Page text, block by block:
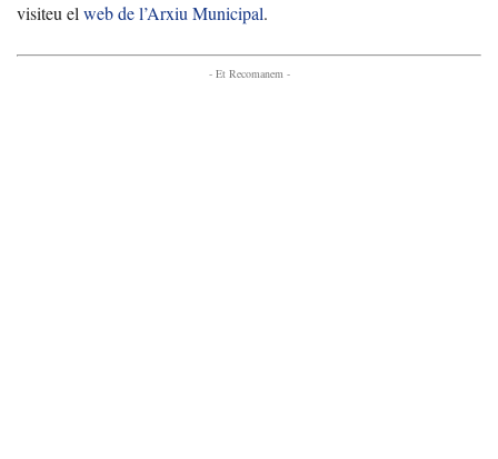
visiteu el web de l’Arxiu Municipal.
- Et Recomanem -